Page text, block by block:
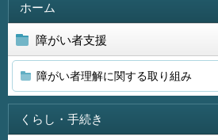
ホーム
障がい者支援
障がい者理解に関する取り組み
くらし・手続き